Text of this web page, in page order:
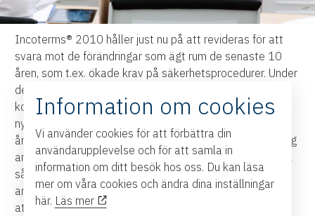
Incoterms® 2010 håller just nu på att revideras för att
svara mot de förändringar som ägt rum de senaste 10
åren, som t.ex. ökade krav på säkerhetsprocedurer. Under
de senaste två åren har ICC:s globala nätverk
konsulterats i arbetet med nya Incoterms® 2020. Den
nya utgåvan kommer att lanseras under ICC:s 100-
årsfirande 2019 och träder i kraft i januari 2020. En viktig
anledning att uppdatera regelverket är att göra reglerna
så lättillgängliga som möjligt, för att kunna hjälpa
användare världen över att undvika dyra misstag genom
att välja rätt Incoterm för just deras affär.
Information om cookies
Vi använder cookies för att förbättra din
användarupplevelse och för att samla in
information om ditt besök hos oss. Du kan läsa
mer om våra cookies och ändra dina inställningar
här. Läs mer